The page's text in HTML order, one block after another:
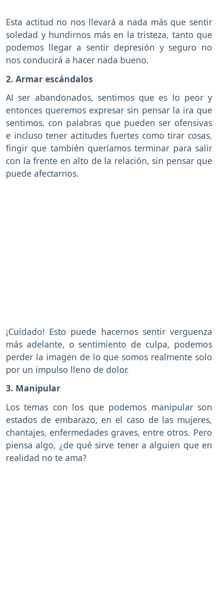
Esta actitud no nos llevará a nada más que sentir
soledad y hundirnos más en la tristeza, tanto que
podemos llegar a sentir depresión y seguro no
nos conducirá a hacer nada bueno.
2. Armar escándalos
Al ser abandonados, sentimos que es lo peor y
entonces queremos expresar sin pensar la ira que
sentimos, con palabras que pueden ser ofensivas
e incluso tener actitudes fuertes como tirar cosas,
fingir que también queríamos terminar para salir
con la frente en alto de la relación, sin pensar que
puede afectarnos.
¡Cuidado! Esto puede hacernos sentir verguenza
más adelante, o sentimiento de culpa, podemos
perder la imagen de lo que somos realmente solo
por un impulso lleno de dolor.
3. Manipular
Los temas con los que podemos manipular son
estados de embarazo, en el caso de las mujeres,
chantajes, enfermedades graves, entre otros. Pero
piensa algo, ¿de qué sirve tener a alguien que en
realidad no te ama?